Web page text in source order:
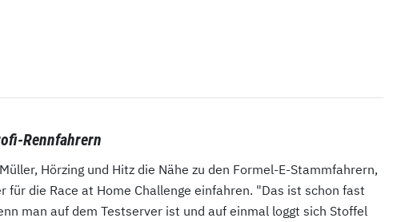
Rennfahrern
Hörzing und Hitz die Nähe zu den Formel-E-Stammfahrern,
für die Race at Home Challenge einfahren. "Das ist schon fast
man auf dem Testserver ist und auf einmal loggt sich Stoffel